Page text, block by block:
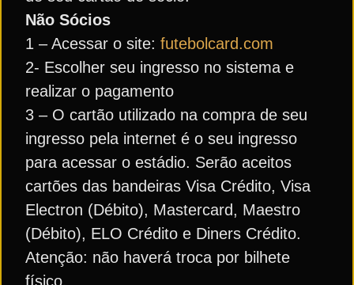
Não Sócios
1 – Acessar o site: futebolcard.com
2- Escolher seu ingresso no sistema e
realizar o pagamento
3 – O cartão utilizado na compra de seu
ingresso pela internet é o seu ingresso
para acessar o estádio. Serão aceitos
cartões das bandeiras Visa Crédito, Visa
Electron (Débito), Mastercard, Maestro
(Débito), ELO Crédito e Diners Crédito.
Atenção: não haverá troca por bilhete
físico.